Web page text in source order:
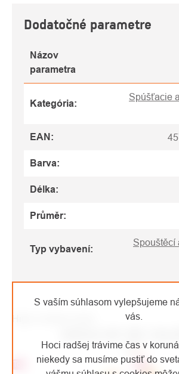
S vaším súhlasom vylepšujeme
vás.
Hoci radšej trávime čas v
niekedy sa musíme pustiť do
Dodatočné parametre
Názov
parametra
Kategória:
Spúšťacie
EAN :
Barva:
Délka:
Průměr:
Typ vybavení:
Spouštěcí
Top